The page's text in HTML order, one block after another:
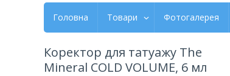
Головна Товари Фотогалерея
Коректор для татуажу The
Mineral COLD VOLUME, 6 мл